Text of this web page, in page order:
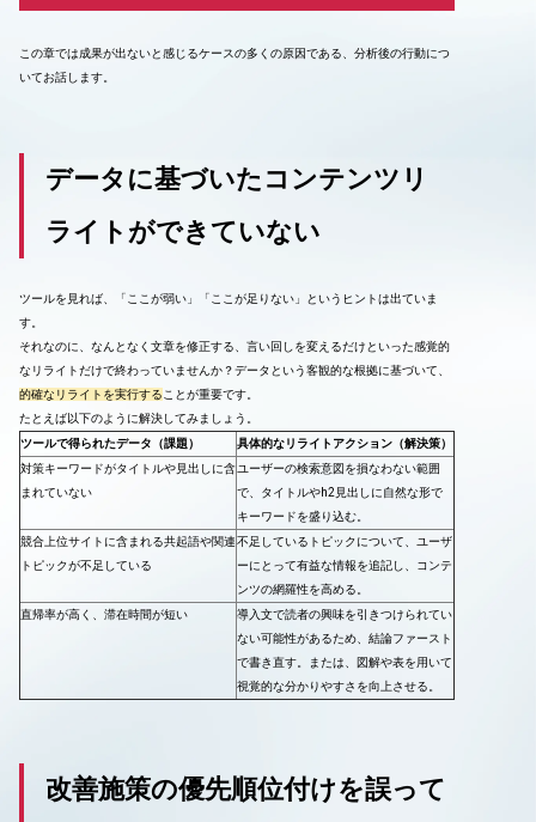
この章では成果が出ないと感じるケースの多くの原因である、分析後の行動につ
いてお話します。
データに基づいたコンテンツリ
ライトができていない
ツールを見れば、「ここが弱い」「ここが足りない」というヒントは出ていま
す。
それなのに、なんとなく文章を修正する、言い回しを変えるだけといった感覚的
なリライトだけで終わっていませんか？データという客観的な根拠に基づいて、
的確なリライトを実行する ことが重要です。
たとえば以下のように解決してみましょう。
ツールで得られたデータ（課題）
具体的なリライトアクション（解決策）
対策キーワードがタイトルや見出しに含
まれていない
ユーザーの検索意図を損なわない範囲
で、タイトルやh2見出しに自然な形で
キーワードを盛り込む。
競合上位サイトに含まれる共起語や関連
トピックが不足している
不足しているトピックについて、ユーザ
ーにとって有益な情報を追記し、コンテ
ンツの網羅性を高める。
直帰率が高く、滞在時間が短い
導入文で読者の興味を引きつけられてい
ない可能性があるため、結論ファースト
で書き直す。または、図解や表を用いて
視覚的な分かりやすさを向上させる。
改善施策の優先順位付けを誤って